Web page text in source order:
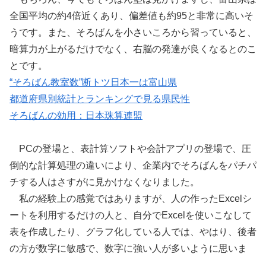
全国平均の約4倍近くあり、偏差値も約95と非常に高いそ
うです。また、そろばんを小さいころから習っていると、
暗算力が上がるだけでなく、右脳の発達が良くなるとのこ
とです。
“そろばん教室数”断トツ日本一は富山県
都道府県別統計とランキングで見る県民性
そろばんの効用：日本珠算連盟
PCの登場と、表計算ソフトや会計アプリの登場で、圧
倒的な計算処理の違いにより、企業内でそろばんをパチパ
チする人はさすがに見かけなくなりました。
私の経験上の感覚ではありますが、人の作ったExcelシ
ートを利用するだけの人と、自分でExcelを使いこなして
表を作成したり、グラフ化している人では、やはり、後者
の方が数字に敏感で、数字に強い人が多いように思いま